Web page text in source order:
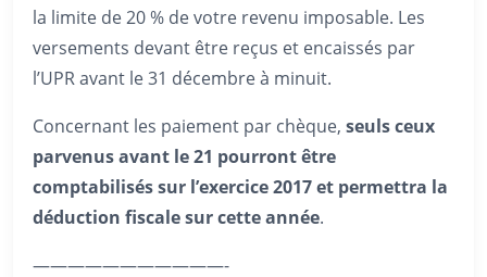
la limite de 20 % de votre revenu imposable. Les
versements devant être reçus et encaissés par
l’UPR avant le 31 décembre à minuit.
Concernant les paiement par chèque, seuls ceux
parvenus avant le 21 pourront être
comptabilisés sur l’exercice 2017 et permettra la
déduction fiscale sur cette année.
———————————-